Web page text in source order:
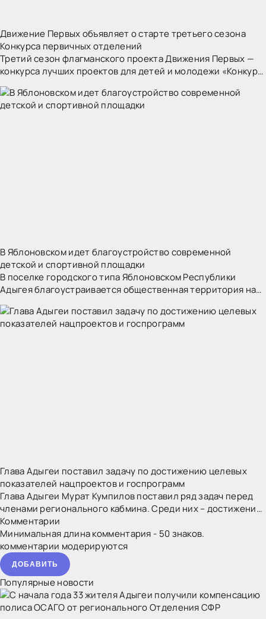
Движение Первых объявляет о старте третьего сезона
Конкурса первичных отделений
Третий сезон флагманского проекта Движения Первых —
конкурса лучших проектов для детей и молодежи «Конкурс
первичных отделений Движения Первых» 2025-2026 годов
стартует 7 октября. Он призван
В Яблоновском идет благоустройство современной
детской и спортивной площадки
В поселке городского типа Яблоновском Республики
Адыгея благоустраивается общественная территория на
ул. Краснодарской, 25/3. Новое пространство создается
как современная зона для семейного отдыха,
Глава Адыгеи поставил задачу по достижению целевых
показателей нацпроектов и госпрограмм
Глава Адыгеи Мурат Кумпилов поставил ряд задач перед
членами регионального кабмина. Среди них – достижение
целевых показателей нацпроектов и государственных
программ, своевременное и качественное
Комментарии
Минимальная длина комментария - 50 знаков.
комментарии модерируются
ДОБАВИТЬ
Популярные новости